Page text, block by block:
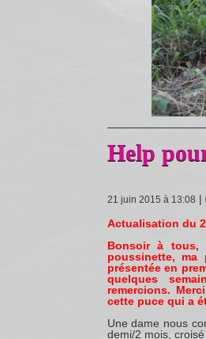
Help
21 juin 2015 à 13:08 |
Actualisation du
Bonsoir à
poussinette,
présentée en
quelques
remercions.
cette puce qui a
Une dame nous
demi/2 mois,